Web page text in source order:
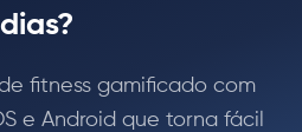
dias?
fitness gamificado com
e Android que torna fácil